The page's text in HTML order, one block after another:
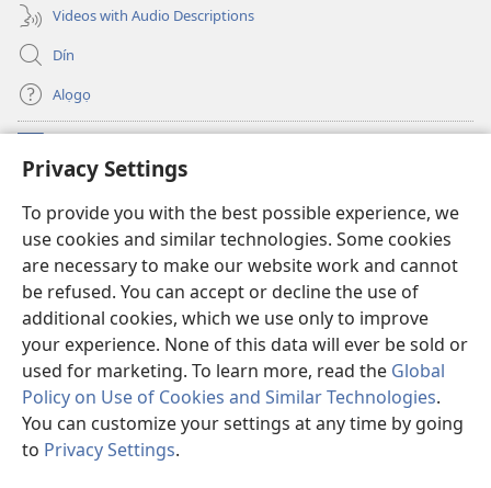
Privacy Settings
To provide you with the best possible experience, we
use cookies and similar technologies. Some cookies
are necessary to make our website work and cannot
be refused. You can accept or decline the use of
additional cookies, which we use only to improve
your experience. None of this data will ever be sold or
used for marketing. To learn more, read the Global
Policy on Use of Cookies and Similar Technologies.
You can customize your settings at any time by going
to Privacy Settings.
Videos with Audio Descriptions
Dín
Alọgọ
(opens
new
Wesẹdotẹn Intẹnẹt Ji Tọn Watchtower Tọn
(opens
new
window)JW Hub
(opens
new
window)Azọ́nwanu JW Library
Copyright© 2026 Watch Tower Bible and Tract Society of Pennsylvania.
OSẸ́N NỌTẸN LỌ TỌN LẸ
|